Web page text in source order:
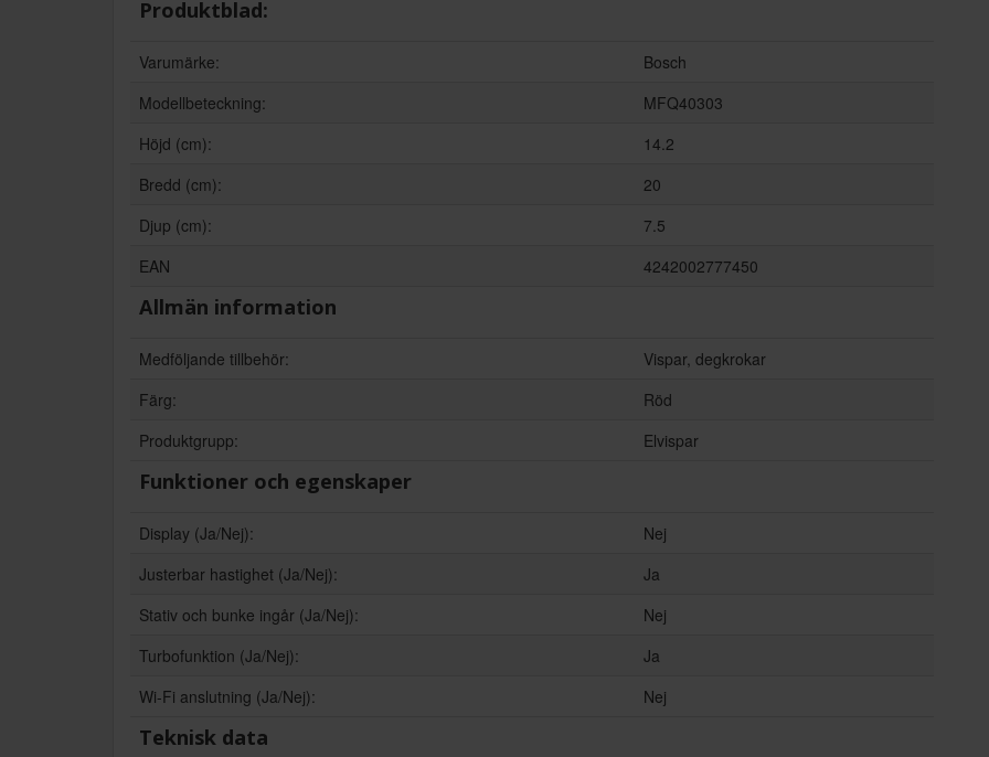
Produktblad:
Varumärke:
Bosch
Modellbeteckning:
MFQ40303
Höjd (cm):
14.2
Bredd (cm):
20
Djup (cm):
7.5
EAN
4242002777450
Allmän information
Medföljande tillbehör:
Vispar, degkrokar
Färg:
Röd
Produktgrupp:
Elvispar
Funktioner och egenskaper
Display (Ja/Nej):
Nej
Justerbar hastighet (Ja/Nej):
Ja
Stativ och bunke ingår (Ja/Nej):
Nej
Turbofunktion (Ja/Nej):
Ja
Wi-Fi anslutning (Ja/Nej):
Nej
Teknisk data